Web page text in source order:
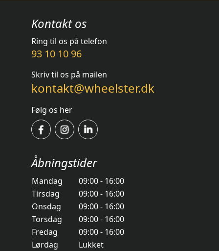
Kontakt os
Ring til os på telefon
93 10 10 96
Skriv til os på mailen
kontakt@wheelster.dk
Følg os her
Åbningstider
Mandag
09:00 - 16:00
Tirsdag
09:00 - 16:00
Onsdag
09:00 - 16:00
Torsdag
09:00 - 16:00
Fredag
09:00 - 16:00
Lørdag
Lukket